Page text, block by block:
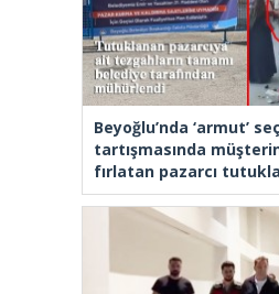
Beyoğlu’nda ‘armut’
tartışmasında
fırlatan pazarcı